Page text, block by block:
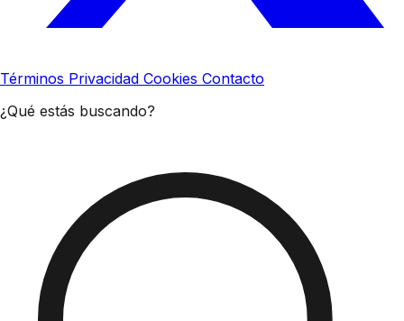
Términos Privacidad Cookies Contacto
¿Qué estás buscando?